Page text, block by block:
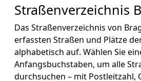
Straßenverzeichnis
Das Straßenverzeichnis von
erfassten Straßen und Plätze
alphabetisch auf. Wählen Sie
Anfangsbuchstaben, um alle
durchsuchen – mit Postleitzahl,